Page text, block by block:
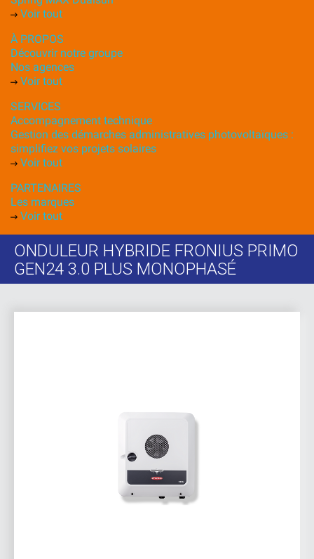
Voir tout
À PROPOS
Découvrir notre groupe
Nos agences
Voir tout
SERVICES
Accompagnement technique
Gestion des démarches administratives photovoltaïques :
simplifiez vos projets solaires
Voir tout
PARTENAIRES
Les marques
Voir tout
ONDULEUR HYBRIDE FRONIUS PRIMO
GEN24 3.0 PLUS MONOPHASÉ